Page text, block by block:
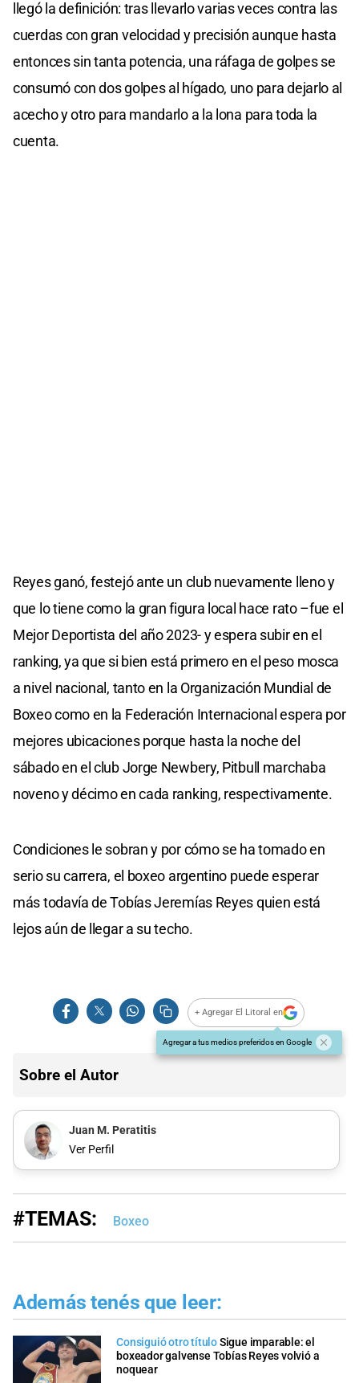
llegó la definición: tras llevarlo varias veces contra las
cuerdas con gran velocidad y precisión aunque hasta
entonces sin tanta potencia, una ráfaga de golpes se
consumó con dos golpes al hígado, uno para dejarlo al
acecho y otro para mandarlo a la lona para toda la
cuenta.
Reyes ganó, festejó ante un club nuevamente lleno y
que lo tiene como la gran figura local hace rato –fue el
Mejor Deportista del año 2023- y espera subir en el
ranking, ya que si bien está primero en el peso mosca
a nivel nacional, tanto en la Organización Mundial de
Boxeo como en la Federación Internacional espera por
mejores ubicaciones porque hasta la noche del
sábado en el club Jorge Newbery, Pitbull marchaba
noveno y décimo en cada ranking, respectivamente.
Condiciones le sobran y por cómo se ha tomado en
serio su carrera, el boxeo argentino puede esperar
más todavía de Tobías Jeremías Reyes quien está
lejos aún de llegar a su techo.
+ Agregar El Litoral en
Agregar a tus medios preferidos en Google
Sobre el Autor
Juan M. Peratitis
Ver Perfil
#TEMAS: Boxeo
Además tenés que leer:
Consiguió otro títuloSigue imparable: el
boxeador galvense Tobías Reyes volvió a
noquear